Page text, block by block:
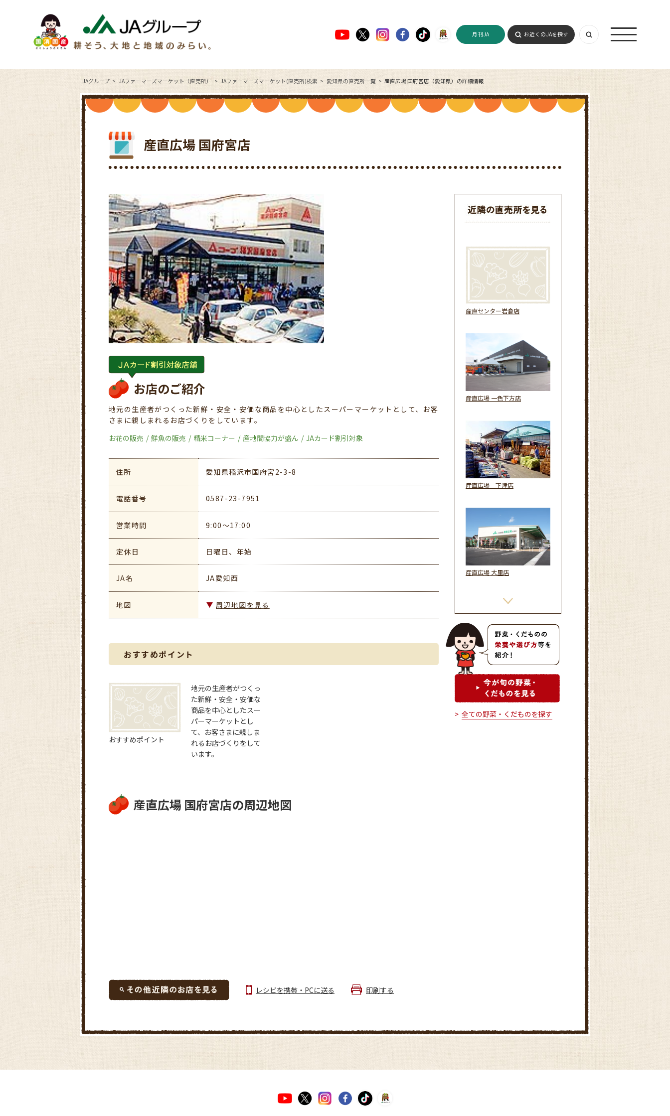
月刊JA お近くのJAを探す
JAグループ JAファーマーズマーケット（直売所） JAファーマーズマーケット(直売所)検索 愛知県の直売所一覧 産直広場 国府宮店（愛知県）の詳細情報
産直広場 国府宮店
お店のご紹介
地元の生産者がつくった新鮮・安全・安価な商品を中心としたスーパーマーケットとして、お客
さまに親しまれるお店づくりをしています。
お花の販売
鮮魚の販売 精米コーナー 産地間協力が盛ん JAカード割引対象
住所 愛知県稲沢市国府宮2-3-8
電話番号 0587-23-7951
営業時間 9:00～17:00
定休日 日曜日、年始
JA名 JA愛知西
地図 周辺地図を見る
おすすめポイント
おすすめポイント
地元の生産者がつくっ
た新鮮・安全・安価な
商品を中心としたスー
パーマーケットとし
て、お客さまに親しま
れるお店づくりをして
います。
産直広場 国府宮店の周辺地図
レシピを携帯・PCに送る 印刷する
産直センター岩倉店
産直広場 一色下方店
産直広場 下津店
産直広場 大里店
ＪＡあいち海部 グリーンプラザ
全ての野菜・くだものを探す